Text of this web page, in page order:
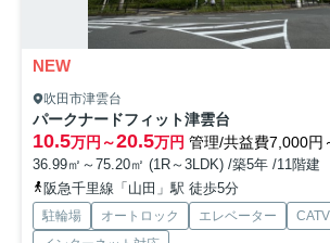
NEW
吹田市津雲台
パークナードフィット津雲台
10.5万円～20.5万円 管理/共益費7,000円
36.99㎡～75.20㎡ (1R～3LDK) /築5年 /11階建
阪急千里線「山田」駅 徒歩5分
駐輪場 オートロック エレベーター CATV